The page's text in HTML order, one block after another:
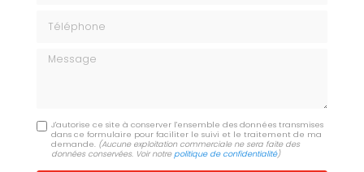
Message
J'autorise ce site à conserver l'ensemble des données transmises
dans ce formulaire pour faciliter le suivi et le traitement de ma
demande. (Aucune exploitation commerciale ne sera faite des
données conservées. Voir notrepolitique de confidentialité)